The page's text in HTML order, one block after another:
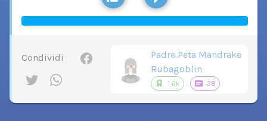
Condividi
Padre Peta Mandrake
Rubagoblin
1.6k 38